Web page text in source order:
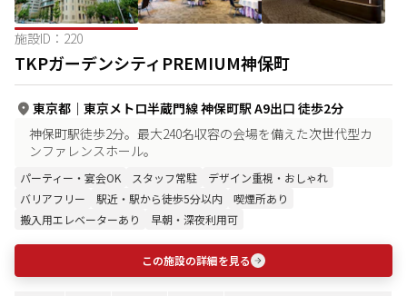
施設ID： 220
TKPガーデンシティPREMIUM神保町
東京都 ｜ 東京メトロ半蔵門線 神保町駅 A9出口 徒歩2分
神保町駅徒歩2分。最大240名収容の会場を備えた次世代型カ
ンファレンスホール。
パーティー・宴会OK スタッフ常駐
デザイン重視・おしゃれ
バリアフリー
駅近・駅から徒歩5分以内
喫煙所あり
搬入用エレベーターあり
早朝・深夜利用可
この施設の詳細を見る